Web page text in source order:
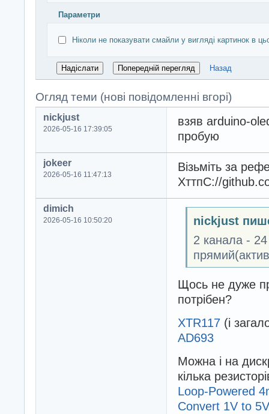
Параметри
Ніколи не показувати смайли у вигляді картинок в
Назад
Огляд теми (нові повідомленні вгорі)
nickjust
2026-05-16 17:39:05
взяв arduino-
пробую
jokeer
2026-05-16 11:47:13
Візьміть за
ХттпС://
dimich
2026-05-16 10:50:20
nickjust
2 канала -
Щось не дуже
потрібен?
XTR117 (і
AD693
Можна і на
кілька
Loop-Powered
Convert 1V to